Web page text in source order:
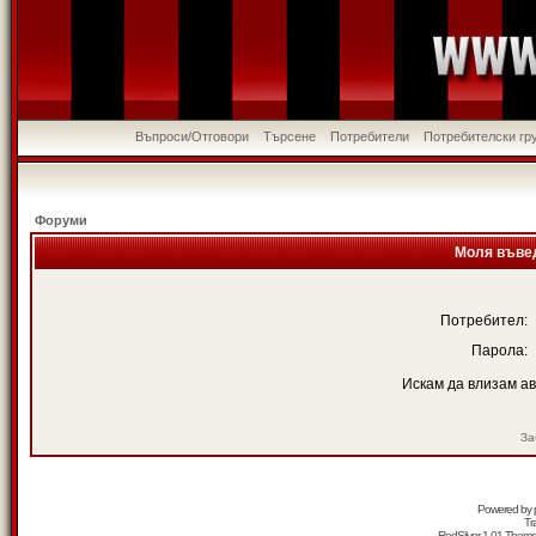
Въпроси/Отговори Търсене Потребители Потребителски
Форуми
Моля
Потребител:
Парола:
Искам да влизам
Powered by